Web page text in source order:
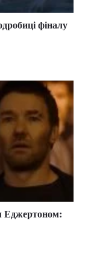
фіналу
Еджертоном: